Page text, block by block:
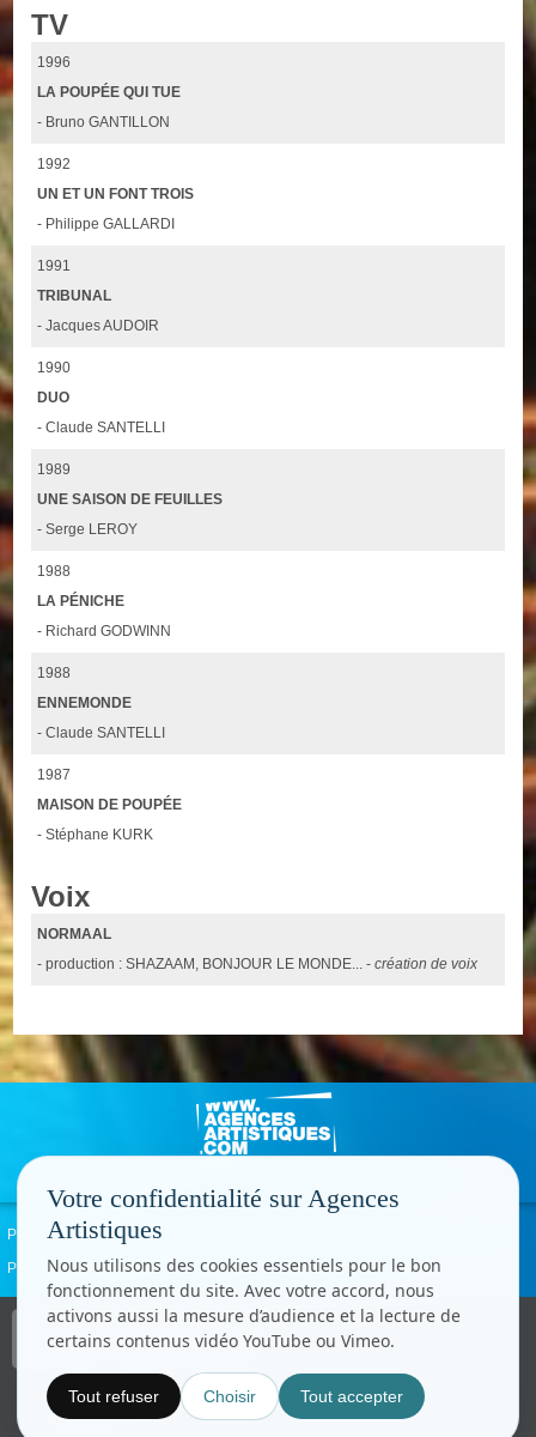
TV
1996
LA POUPÉE QUI TUE
- Bruno GANTILLON
1992
UN ET UN FONT TROIS
- Philippe GALLARDI
1991
TRIBUNAL
- Jacques AUDOIR
1990
DUO
- Claude SANTELLI
1989
UNE SAISON DE FEUILLES
- Serge LEROY
1988
LA PÉNICHE
- Richard GODWINN
1988
ENNEMONDE
- Claude SANTELLI
1987
MAISON DE POUPÉE
- Stéphane KURK
Voix
NORMAAL
- production : SHAZAAM, BONJOUR LE MONDE... -création de voix
Politique de confidentialité
Paramètres cookies
Copyright © CC.Comunication
Tous droits réservés
Votre confidentialité sur Agences
Artistiques
Nous utilisons des cookies essentiels pour le bon
fonctionnement du site. Avec votre accord, nous
activons aussi la mesure d’audience et la lecture de
certains contenus vidéo YouTube ou Vimeo.
Tout refuser Choisir Tout accepter